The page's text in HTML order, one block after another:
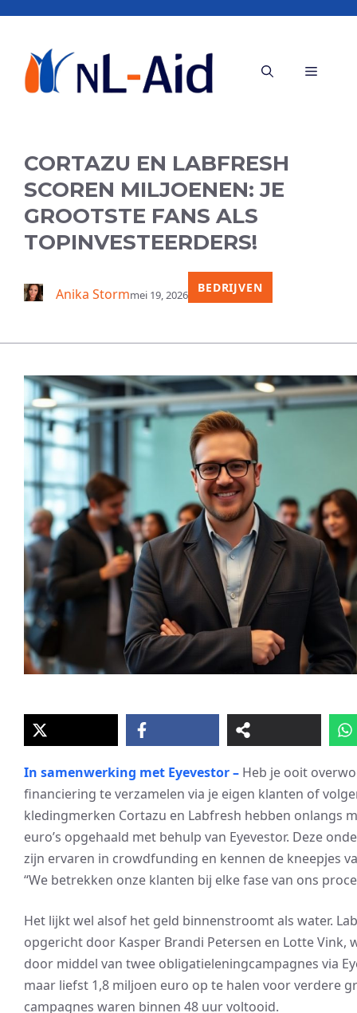
inhoud
Menu
CORTAZU EN LABFRESH
SCOREN MILJOENEN: JE
GROOTSTE FANS ALS
TOPINVESTEERDERS!
Anika Stormmei 19, 2026 BEDRIJVEN
In samenwerking met Eyevestor – Heb je ooit
financiering te verzamelen via je eigen klanten of
kledingmerken Cortazu en Labfresh hebben onlangs
euro’s opgehaald met behulp van Eyevestor. Deze
zijn ervaren in crowdfunding en kennen de kneepjes
“We betrekken onze klanten bij elke fase van ons
Het lijkt wel alsof het geld binnenstroomt als water.
opgericht door Kasper Brandi Petersen en Lotte Vink,
door middel van twee obligatieleningcampagnes via
maar liefst 1,8 miljoen euro op te halen voor verdere
campagnes waren binnen 48 uur voltooid.